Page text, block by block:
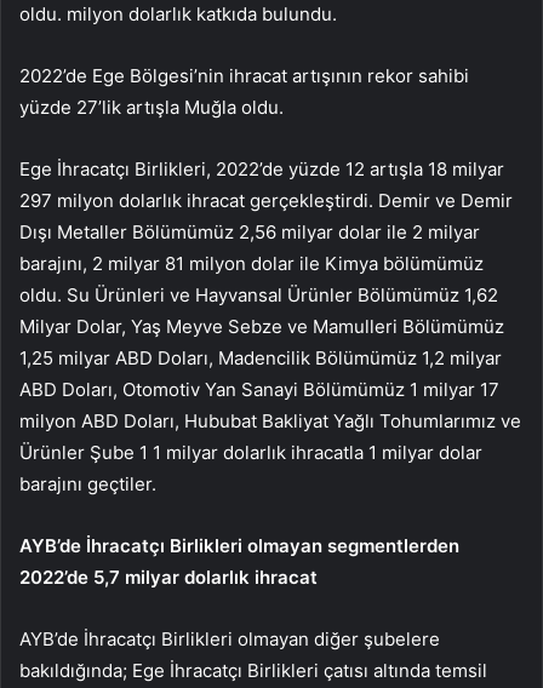
oldu. milyon dolarlık katkıda bulundu.
2022’de Ege Bölgesi’nin ihracat artışının rekor sahibi
yüzde 27’lik artışla Muğla oldu.
Ege İhracatçı Birlikleri, 2022’de yüzde 12 artışla 18 milyar
297 milyon dolarlık ihracat gerçekleştirdi. Demir ve Demir
Dışı Metaller Bölümümüz 2,56 milyar dolar ile 2 milyar
barajını, 2 milyar 81 milyon dolar ile Kimya bölümümüz
oldu. Su Ürünleri ve Hayvansal Ürünler Bölümümüz 1,62
Milyar Dolar, Yaş Meyve Sebze ve Mamulleri Bölümümüz
1,25 milyar ABD Doları, Madencilik Bölümümüz 1,2 milyar
ABD Doları, Otomotiv Yan Sanayi Bölümümüz 1 milyar 17
milyon ABD Doları, Hububat Bakliyat Yağlı Tohumlarımız ve
Ürünler Şube 1 1 milyar dolarlık ihracatla 1 milyar dolar
barajını geçtiler.
AYB’de İhracatçı Birlikleri olmayan segmentlerden
2022’de 5,7 milyar dolarlık ihracat
AYB’de İhracatçı Birlikleri olmayan diğer şubelere
bakıldığında; Ege İhracatçı Birlikleri çatısı altında temsil